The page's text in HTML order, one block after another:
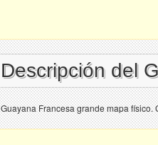
Descripción del
Guayana Francesa grande mapa